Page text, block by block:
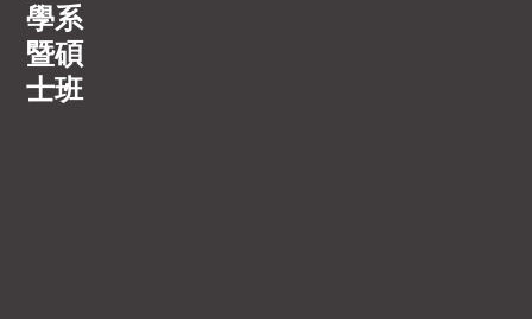
學系
暨碩
士班